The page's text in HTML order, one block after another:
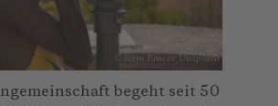
© Slim Emcee_Unsplash
begeht seit 50